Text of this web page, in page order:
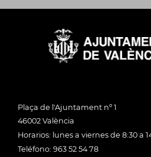
Plaça de l'Ajuntament nº 1
46002 València
Horarios: lunes a viernes de 8:30 a
Teléfono: 963 52 54 78